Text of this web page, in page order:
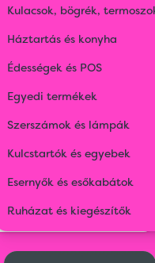
Kulacsok, bögrék,
Háztartás és konyha
Édességek és POS
Egyedi termékek
Szerszámok és lámpák
Kulcstartók és egyebek
Esernyők és esőkabátok
Ruházat és kiegészítők